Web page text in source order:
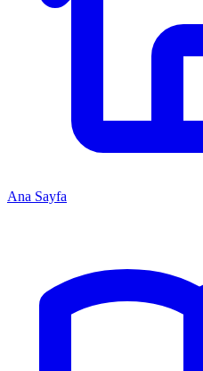
Ana Sayfa